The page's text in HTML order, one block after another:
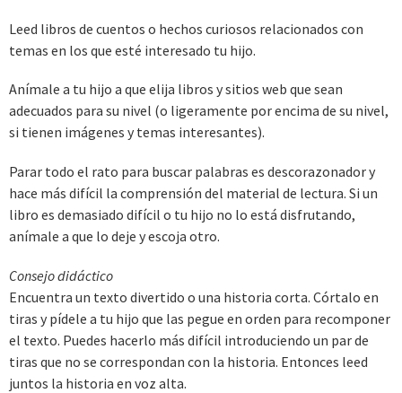
Leed libros de cuentos o hechos curiosos relacionados con
temas en los que esté interesado tu hijo.
Anímale a tu hijo a que elija libros y sitios web que sean
adecuados para su nivel (o ligeramente por encima de su nivel,
si tienen imágenes y temas interesantes).
Parar todo el rato para buscar palabras es descorazonador y
hace más difícil la comprensión del material de lectura. Si un
libro es demasiado difícil o tu hijo no lo está disfrutando,
anímale a que lo deje y escoja otro.
Consejo didáctico
Encuentra un texto divertido o una historia corta. Córtalo en
tiras y pídele a tu hijo que las pegue en orden para recomponer
el texto. Puedes hacerlo más difícil introduciendo un par de
tiras que no se correspondan con la historia. Entonces leed
juntos la historia en voz alta.